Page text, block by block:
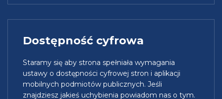
Dostępność cyfrowa
Staramy się aby strona spełniała wymagania
ustawy o dostępności cyfrowej stron i aplikacji
mobilnych podmiotów publicznych. Jeśli
znajdziesz jakieś uchybienia powiadom nas o tym.